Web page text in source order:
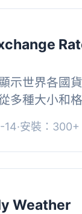
示世界各國
多種大小和
式，並調整
14·安裝：300+
Weather